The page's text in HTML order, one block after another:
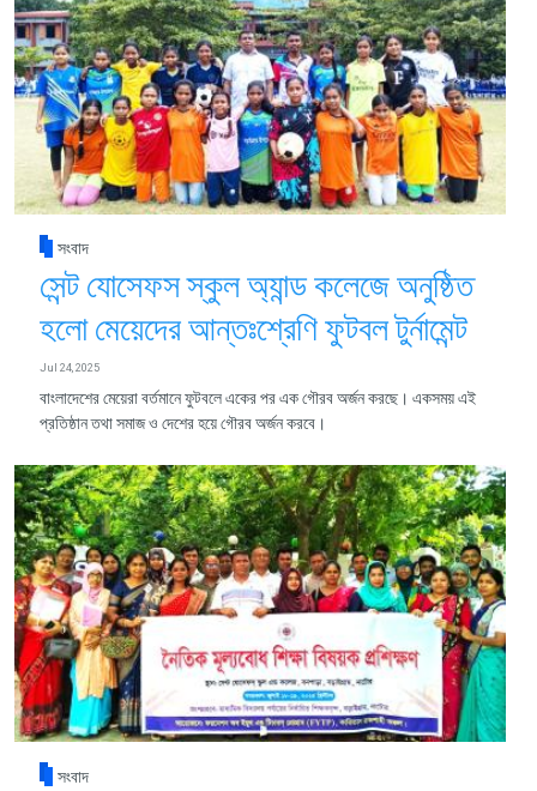
সংবাদ
সেন্ট যোসেফস স্কুল অ্যান্ড কলেজে অনুষ্ঠিত
হলো মেয়েদের আন্তঃশ্রেণি ফুটবল টুর্নামেন্ট
Jul 24, 2025
বাংলাদেশের মেয়েরা বর্তমানে ফুটবলে একের পর এক গৌরব অর্জন করছে। একসময় এই
প্রতিষ্ঠান তথা সমাজ ও দেশের হয়ে গৌরব অর্জন করবে।
সংবাদ